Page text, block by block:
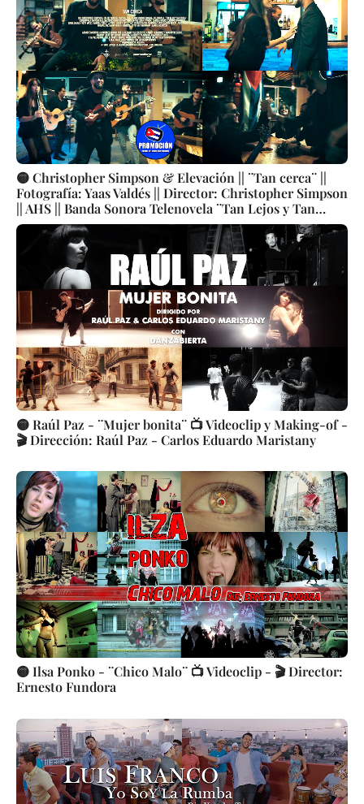
🟡 Christopher Simpson & Elevación || ¨Tan cerca¨ ||
Fotografía: Yaas Valdés || Director: Christopher Simpson
|| AHS || Banda Sonora Telenovela ¨Tan Lejos y Tan
Cerca¨ || Música cubana || Videoclip || CUBA
🟡 Raúl Paz - ¨Mujer bonita¨ 📺 Videoclip y Making-of -
🎬 Dirección: Raúl Paz - Carlos Eduardo Maristany
🟡 Ilsa Ponko - ¨Chico Malo¨ 📺 Videoclip - 🎬 Director:
Ernesto Fundora